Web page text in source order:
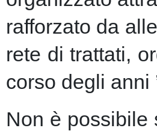
rafforzato da
rete di trattati,
corso degli anni
Non è possibile